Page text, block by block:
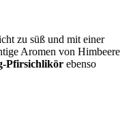
zu süß und mit einer
Aromen von Himbeere
Pfirsichlikör ebenso